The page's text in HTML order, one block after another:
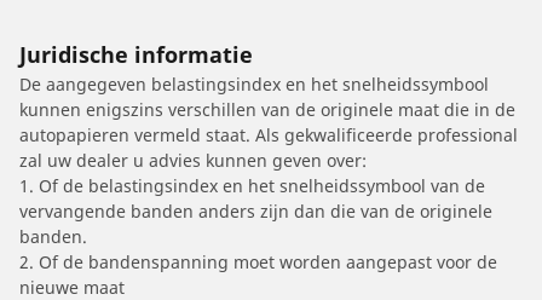
Juridische informatie
De aangegeven belastingsindex en het snelheidssymbool
kunnen enigszins verschillen van de originele maat die in de
autopapieren vermeld staat. Als gekwalificeerde professional
zal uw dealer u advies kunnen geven over:
1. Of de belastingsindex en het snelheidssymbool van de
vervangende banden anders zijn dan die van de originele
banden.
2. Of de bandenspanning moet worden aangepast voor de
nieuwe maat